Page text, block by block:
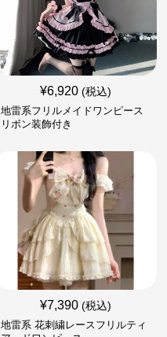
¥6,920 (税込)
地雷系フリルメイドワンピース
リボン装飾付き
¥7,390 (税込)
地雷系 花刺繍レースフリルティ